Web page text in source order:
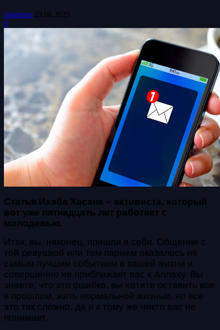
islamdinr 23.06.2025
0
Статья Ихаба Хасана – активиста, который
вот уже пятнадцать лет работает с
молодежью.
Итак, вы, наконец, пришли в себя. Общение с
той девушкой или тем парнем оказалось не
самым лучшим событием в вашей жизни и
совершенно не приближает вас к Аллаху. Вы
знаете, что это ошибка, вы хотите оставить все
в прошлом, жить нормальной жизнью, но все
это так сложно, да и к тому же никто вас не
понимает.